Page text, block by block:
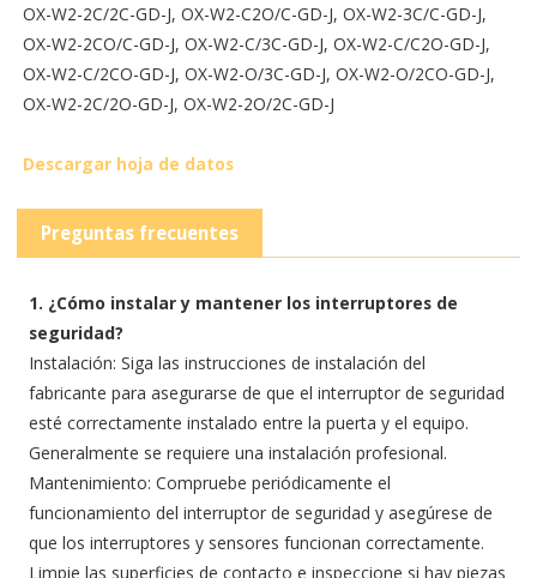
OX-W2-2C/2C-GD-J, OX-W2-C2O/C-GD-J, OX-W2-3C/C-GD-J,
OX-W2-2CO/C-GD-J, OX-W2-C/3C-GD-J, OX-W2-C/C2O-GD-J,
OX-W2-C/2CO-GD-J, OX-W2-O/3C-GD-J, OX-W2-O/2CO-GD-J,
OX-W2-2C/2O-GD-J, OX-W2-2O/2C-GD-J
Descargar hoja de datos
Preguntas frecuentes
1. ¿Cómo instalar y mantener los interruptores de
seguridad?
Instalación: Siga las instrucciones de instalación del
fabricante para asegurarse de que el interruptor de seguridad
esté correctamente instalado entre la puerta y el equipo.
Generalmente se requiere una instalación profesional.
Mantenimiento: Compruebe periódicamente el
funcionamiento del interruptor de seguridad y asegúrese de
que los interruptores y sensores funcionan correctamente.
Limpie las superficies de contacto e inspeccione si hay piezas